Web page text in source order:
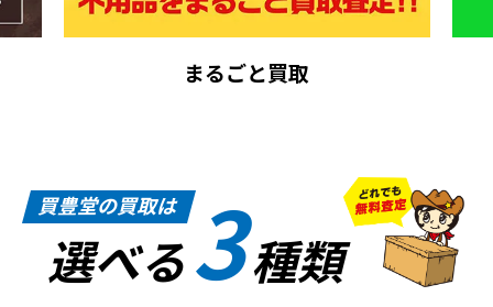
まるごと買取
買豊堂の買取は
選べる3種類